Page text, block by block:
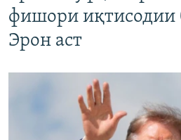
фишори иқтисодии
Эрон аст